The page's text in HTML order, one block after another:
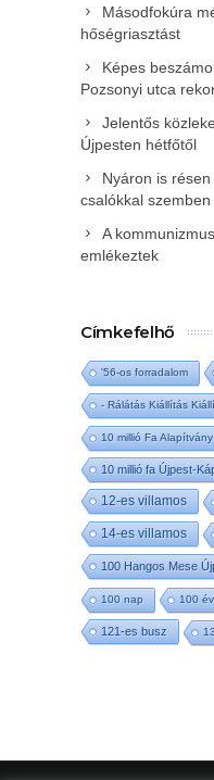
Másodfokúra
hőségriasztást
Képes
Pozsonyi utca
Jelentős
Újpesten hétfőtől
Nyáron is
csalókkal szemben
A
emlékeztek
Címkefelhő
'56-os forradalom
- Rálátás Kiállítás
10 millió Fa Alapítvány
10 millió fa Újpest-
12-es villamos
14-es villamos
100 Hangos Mese
100 nap 100 év
121-es busz